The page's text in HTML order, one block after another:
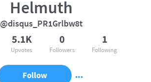
Helmuth
@disqus_PR1Grlbw8t
5.1K
Upvotes
0
Followers
1
Following
Follow